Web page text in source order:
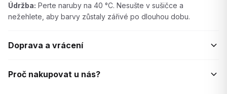
Údržba: Perte naruby na 40 °C. Nesušte v sušičce a
nežehlete, aby barvy zůstaly zářivé po dlouhou dobu.
Doprava a vrácení
Proč nakupovat u nás?